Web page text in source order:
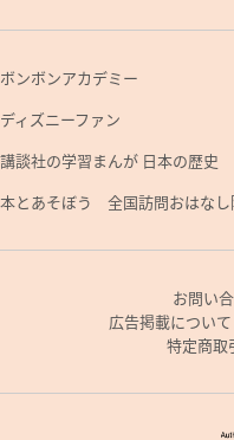
ボンボンアカデミー
ディズニーファン
講談社の学習まんが 日本の歴史
本とあそぼう 全国訪問おはなし
お問い
広告掲載について
特定商取